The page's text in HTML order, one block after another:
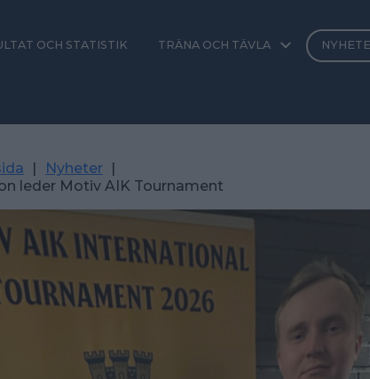
OCH STATISTIK TRÄNA OCH TÄVLA
| Nyheter |
leder Motiv AIK Tournament